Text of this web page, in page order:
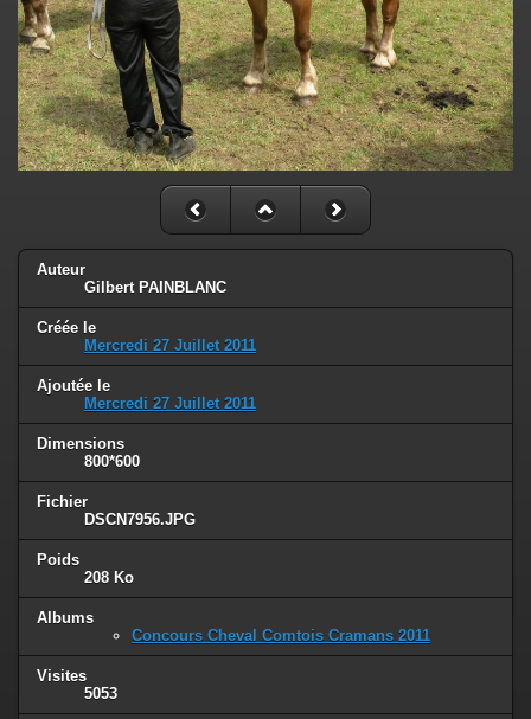
Auteur
Gilbert PAINBLANC
Créée le
Mercredi 27 Juillet 2011
Ajoutée le
Mercredi 27 Juillet 2011
Dimensions
800*600
Fichier
DSCN7956.JPG
Poids
208 Ko
Albums
Concours Cheval Comtois Cramans 2011
Visites
5053